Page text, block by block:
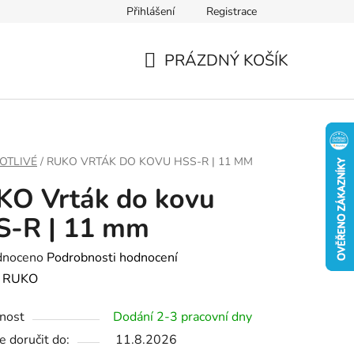
Přihlášení Registrace
PRÁZDNÝ KOŠÍK
/ RUKO VRTÁK DO KOVU HSS-R | 11 MM
Vrták do kovu
R | 11 mm
Podrobnosti hodnocení
RUKO
Dodání 2-3 pracovní dny
doručit do:
11.8.2026